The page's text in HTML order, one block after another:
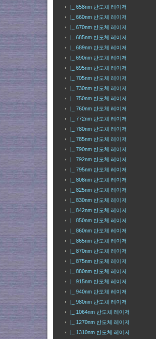
|_ 658nm 반도체 레이저
|_ 660nm 반도체 레이저
|_ 670nm 반도체 레이저
|_ 685nm 반도체 레이저
|_ 689nm 반도체 레이저
|_ 690nm 반도체 레이저
|_ 695nm 반도체 레이저
|_ 705nm 반도체 레이저
|_ 730nm 반도체 레이저
|_ 750nm 반도체 레이저
|_ 760nm 반도체 레이저
|_ 772nm 반도체 레이저
|_ 780nm 반도체 레이저
|_ 785nm 반도체 레이저
|_ 790nm 반도체 레이저
|_ 792nm 반도체 레이저
|_ 795nm 반도체 레이저
|_ 808nm 반도체 레이저
|_ 825nm 반도체 레이저
|_ 830nm 반도체 레이저
|_ 842nm 반도체 레이저
|_ 850nm 반도체 레이저
|_ 860nm 반도체 레이저
|_ 865nm 반도체 레이저
|_ 870nm 반도체 레이저
|_ 875nm 반도체 레이저
|_ 880nm 반도체 레이저
|_ 915nm 반도체 레이저
|_ 940nm 반도체 레이저
|_ 980nm 반도체 레이저
|_ 1064nm 반도체 레이저
|_ 1270nm 반도체 레이저
|_ 1310nm 반도체 레이저